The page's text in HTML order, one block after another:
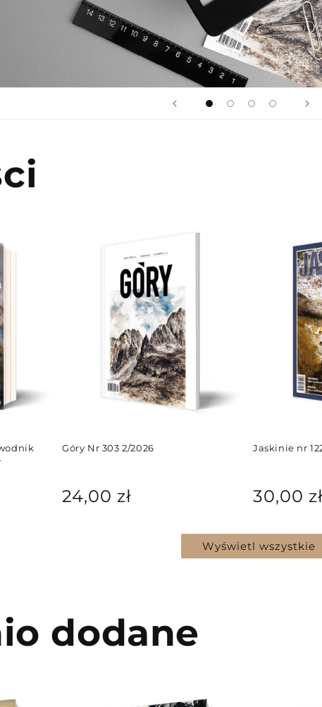
Góry Nr 303 2/2026
Cena
regularna
24,00 zł
Jaskinie nr
Cena
regularna
30,00 zł
Wyświetl wszystkie
dodane